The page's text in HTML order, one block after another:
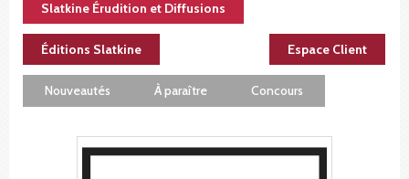
Slatkine Érudition et Diffusions
Éditions Slatkine Espace Client
Nouveautés À paraître Concours